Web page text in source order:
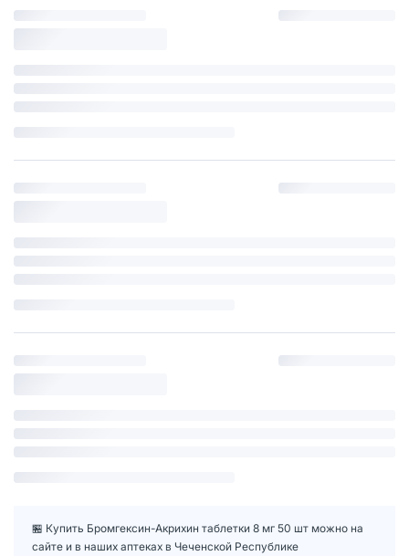
🏪 Купить Бромгексин-Акрихин таблетки 8 мг 50 шт можно на
сайте и в наших аптеках в Чеченской Республике